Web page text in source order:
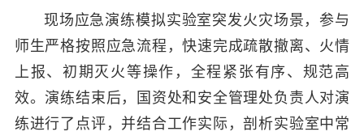
现场应急演练模拟实验室突发火灾场景，参与
师生严格按照应急流程，快速完成疏散撤离、火情
上报、初期灭火等操作，全程紧张有序、规范高
效。演练结束后，国资处和安全管理处负责人对演
练进行了点评，并结合工作实际，剖析实验室中常